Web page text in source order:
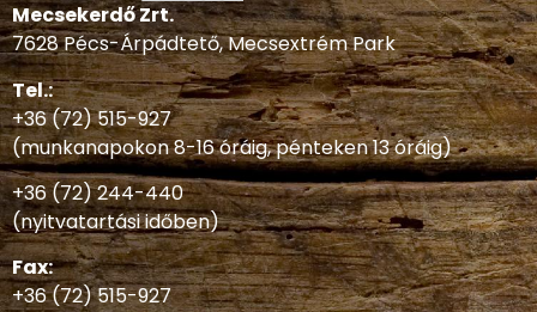
Mecsekerdő Zrt.
7628 Pécs-Árpádtető, Mecsextrém Park
Tel.:
+36 (72) 515-927
(munkanapokon 8-16 óráig, pénteken 13 óráig)
+36 (72) 244-440
(nyitvatartási időben)
Fax:
+36 (72) 515-927